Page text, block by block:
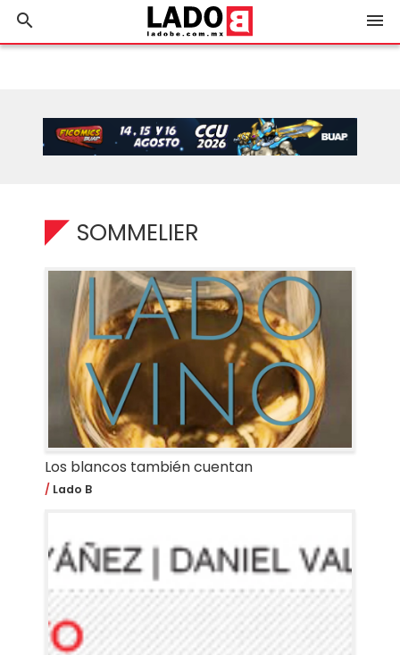
search menu
SOMMELIER
Los blancos también cuentan
Lado B